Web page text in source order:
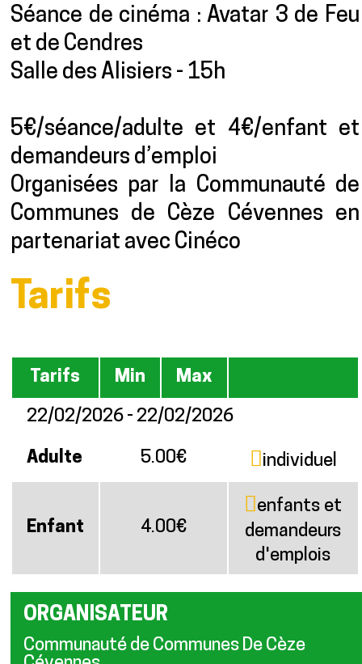
Séance de cinéma : Avatar 3 de Feu
et de Cendres
Salle des Alisiers - 15h
5€/séance/adulte et 4€/enfant et
demandeurs d’emploi
Organisées par la Communauté de
Communes de Cèze Cévennes en
partenariat avec Cinéco
Tarifs
Tarifs Min Max
22/02/2026 - 22/02/2026
Adulte 5.00€ individuel
Enfant 4.00€
enfants et
demandeurs
d'emplois
ORGANISATEUR
Communauté de Communes De Cèze